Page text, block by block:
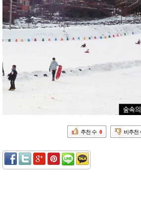
추천 수 0 비추천